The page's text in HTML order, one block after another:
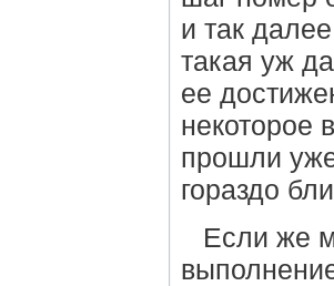
и так
такая уж
ее
некоторое
прошли
гораздо
Если же